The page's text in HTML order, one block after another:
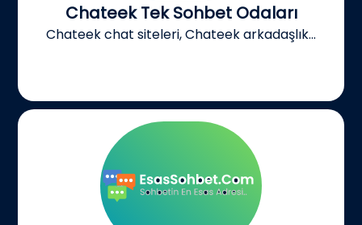
Chateek Tek Sohbet Odaları
Chateek chat siteleri, Chateek arkadaşlık...